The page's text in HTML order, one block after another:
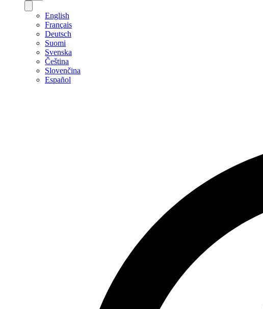
English
Français
Deutsch
Suomi
Svenska
Čeština
Slovenčina
Español